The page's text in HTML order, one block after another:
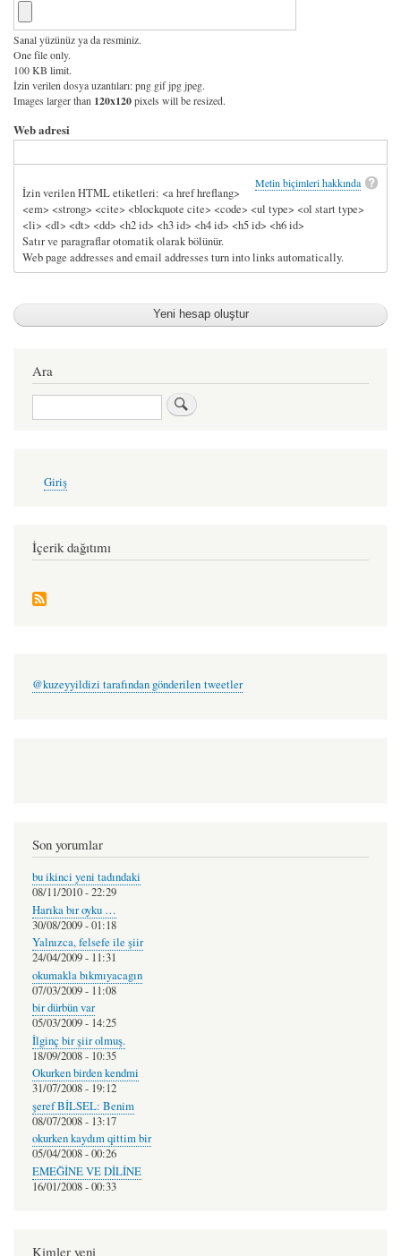
Sanal yüzünüz ya da resminiz.
One file only.
100 KB limit.
İzin verilen dosya uzantıları: png gif jpg jpeg.
Images larger than 120x120pixels will be resized.
Web adresi
Metin biçimleri hakkında
İzin verilen HTML etiketleri: <a href hreflang>
<em> <strong> <cite> <blockquote cite> <code> <ul type> <ol start type>
<li> <dl> <dt> <dd> <h2 id> <h3 id> <h4 id> <h5 id> <h6 id>
Satır ve paragraflar otomatik olarak bölünür.
Web page addresses and email addresses turn into links automatically.
Ara
Ara
account
Giriş
İçerik dağıtımı
@kuzeyyildizi tarafından gönderilen tweetler
Son yorumlar
bu ikinci yeni tadındaki
08/11/2010 - 22:29
Harıka bır oyku …
30/08/2009 - 01:18
Yalnızca, felsefe ile şiir
24/04/2009 - 11:31
okumakla bıkmıyacagın
07/03/2009 - 11:08
bir dürbün var
05/03/2009 - 14:25
İlginç bir şiir olmuş.
18/09/2008 - 10:35
Okurken birden kendmi
31/07/2008 - 19:12
şeref BİLSEL: Benim
08/07/2008 - 13:17
okurken kaydım qittim bir
05/04/2008 - 00:26
EMEĞİNE VE DİLİNE
16/01/2008 - 00:33
Kimler yeni